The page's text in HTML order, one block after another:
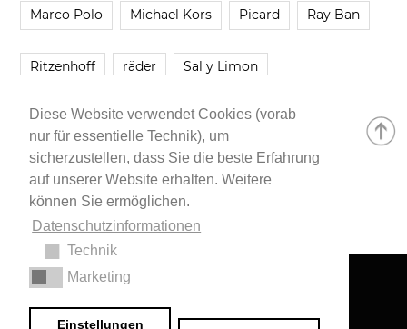
Diese Website verwendet Cookies (vorab
nur für essentielle Technik), um
sicherzustellen, dass Sie die beste Erfahrung
auf unserer Website erhalten. Weitere
können Sie ermöglichen.
Datenschutzinformationen
Technik
Marketing
Einstellungen
Marco Polo Michael Kors Picard Ray Ban
Ritzenhoff räder Sal y Limon
Smartbuyglasses smash! Steve Madden
Younique Zara
Impressum
© 2020 Dr. Sarah Schwab-Jung